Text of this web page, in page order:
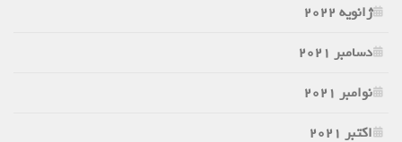
ژانویه 2022
دسامبر 2021
نوامبر 2021
اکتبر 2021